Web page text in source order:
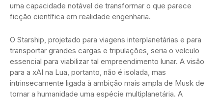
uma capacidade notável de transformar o que parece
ficção científica em realidade engenharia.
O Starship, projetado para viagens interplanetárias e para
transportar grandes cargas e tripulações, seria o veículo
essencial para viabilizar tal empreendimento lunar. A visão
para a xAI na Lua, portanto, não é isolada, mas
intrinsecamente ligada à ambição mais ampla de Musk de
tornar a humanidade uma espécie multiplanetária. A